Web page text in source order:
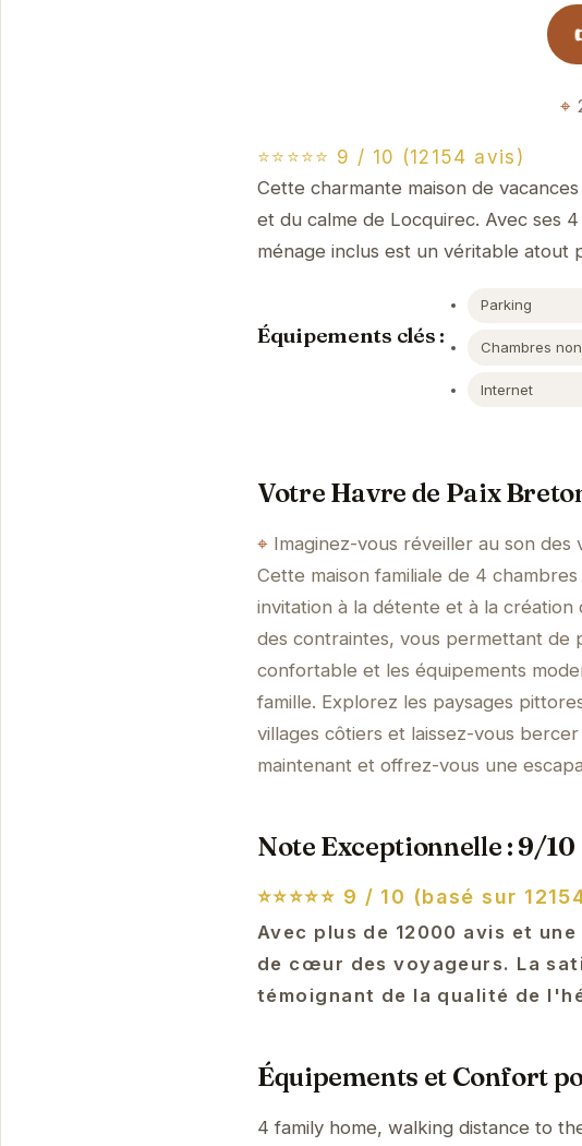
⭐⭐⭐⭐⭐ 9 / 10 (12154 avis)
Cette charmante maison de
et du calme de Locquirec. Avec ses
ménage inclus est un véritable atout
Équipements clés :
Parking
Chambres
Internet
Votre Havre de Paix
Imaginez-vous réveiller au son
Cette maison familiale de 4
invitation à la détente et à la
des contraintes, vous permettant de
confortable et les équipements
famille. Explorez les paysages
villages côtiers et laissez-vous
maintenant et offrez-vous une
Note Exceptionnelle : 9/10
⭐⭐⭐⭐⭐ 9 / 10 (basé sur
Avec plus de 12000 avis et
de cœur des voyageurs. La
témoignant de la qualité de
Équipements et Confort
4 family home, walking distance to